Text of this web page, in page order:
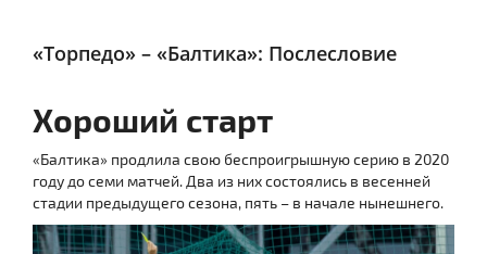
«Торпедо» – «Балтика»: Послесловие
Хороший старт
«Балтика» продлила свою беспроигрышную серию в 2020
году до семи матчей. Два из них состоялись в весенней
стадии предыдущего сезона, пять – в начале нынешнего.